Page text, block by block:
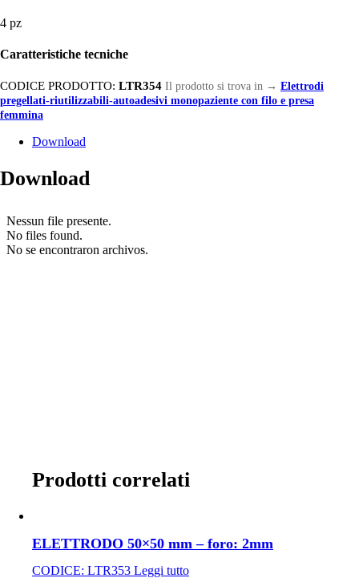
4 pz
Caratteristiche tecniche
CODICE PRODOTTO: LTR354 Il prodotto si trova in → Elettrodi
pregellati-riutilizzabili-autoadesivi monopaziente con filo e presa
femmina
Download
Download
Prodotti correlati
ELETTRODO 50×50 mm – foro: 2mm
CODICE: LTR353 Leggi tutto